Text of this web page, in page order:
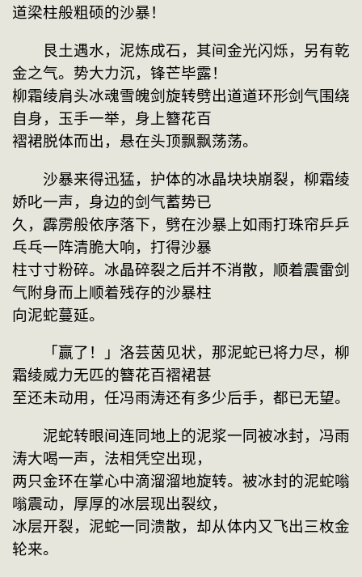
道梁柱般粗硕的沙暴！
艮土遇水，泥炼成石，其间金光闪烁，另有乾
金之气。势大力沉，锋芒毕露！
柳霜绫肩头冰魂雪魄剑旋转劈出道道环形剑气围绕
自身，玉手一举，身上簪花百
褶裙脱体而出，悬在头顶飘飘荡荡。
沙暴来得迅猛，护体的冰晶块块崩裂，柳霜绫
娇叱一声，身边的剑气蓄势已
久，霹雳般依序落下，劈在沙暴上如雨打珠帘乒乒
乓乓一阵清脆大响，打得沙暴
柱寸寸粉碎。冰晶碎裂之后并不消散，顺着震雷剑
气附身而上顺着残存的沙暴柱
向泥蛇蔓延。
「赢了！」洛芸茵见状，那泥蛇已将力尽，柳
霜绫威力无匹的簪花百褶裙甚
至还未动用，任冯雨涛还有多少后手，都已无望。
泥蛇转眼间连同地上的泥浆一同被冰封，冯雨
涛大喝一声，法相凭空出现，
两只金环在掌心中滴溜溜地旋转。被冰封的泥蛇嗡
嗡震动，厚厚的冰层现出裂纹，
冰层开裂，泥蛇一同溃散，却从体内又飞出三枚金
轮来。